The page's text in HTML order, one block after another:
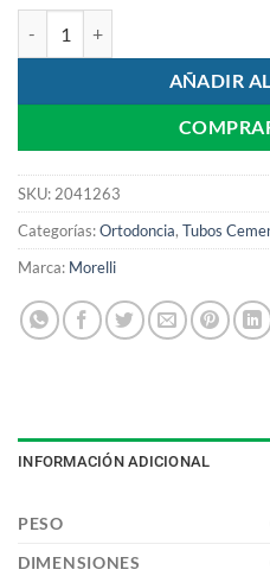
AÑADIR
SKU:2041263
Categorías:Ortodoncia, Tubos
Marca: Morelli
INFORMACIÓN ADICIONAL
PESO
DIMENSIONES